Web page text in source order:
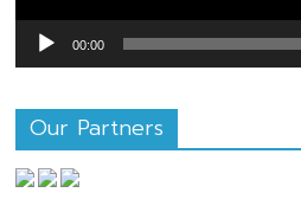
00:00
Our Partners